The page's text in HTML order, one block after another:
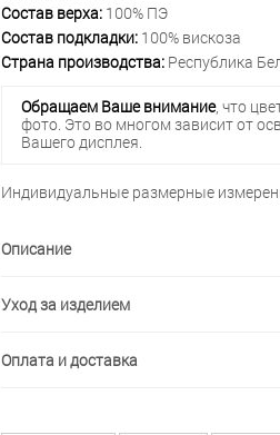
Состав верха:100% ПЭ
Состав подкладки:100% вискоза
Страна производства:Республика
Обращаем Ваше внимание, что
фото. Это во многом зависит от
Вашего дисплея.
Индивидуальные размерные
Описание
Уход за изделием
Оплата и доставка